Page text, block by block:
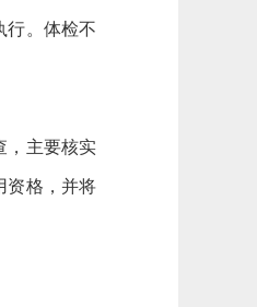
行。体检不
，主要核实
资格，并将